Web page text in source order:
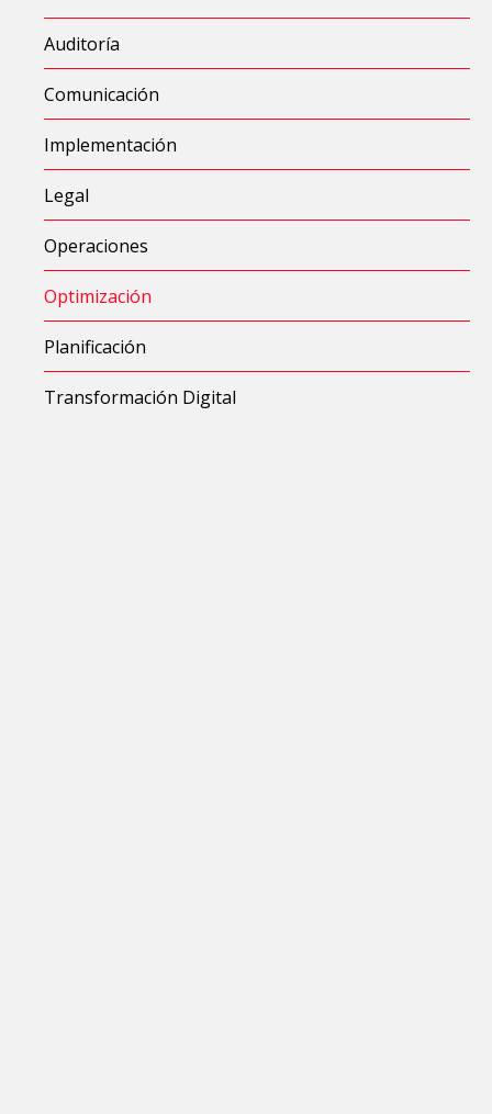
Auditoría
Comunicación
Implementación
Legal
Operaciones
Optimización
Planificación
Transformación Digital